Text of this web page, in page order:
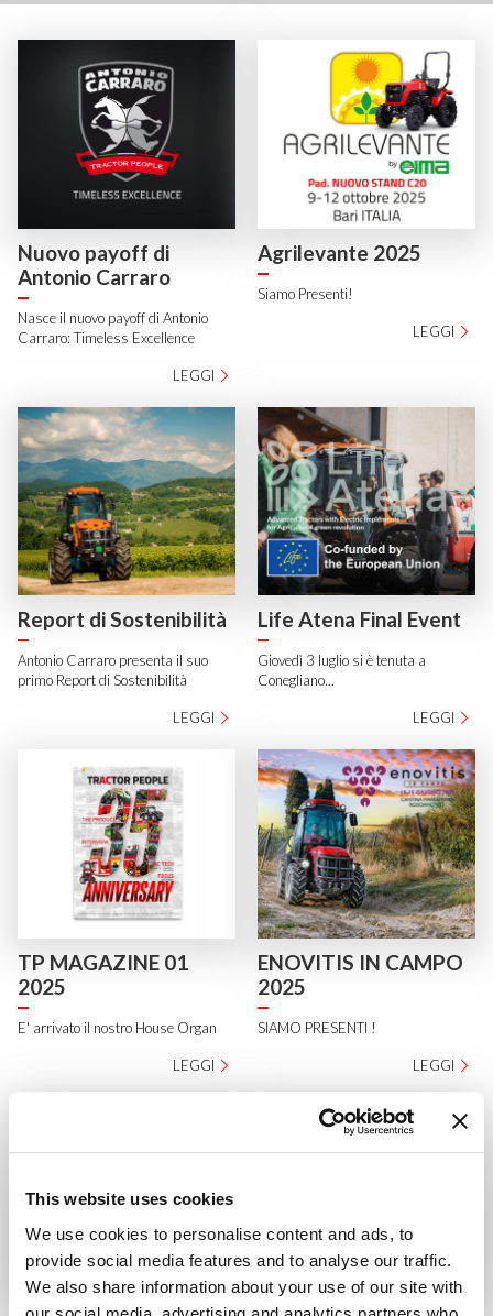
This website uses cookies
We use cookies to personalise content and ads, to
provide social media features and to analyse our traffic.
We also share information about your use of our site with
Nuovo payoff di
Antonio Carraro
Nasce il nuovo payoff di Antonio
Carraro: Timeless Excellence
LEGGI
Agrilevante 2025
Siamo Presenti!
LEGGI
Report di Sostenibilità
Antonio Carraro presenta il suo
primo Report di Sostenibilità
LEGGI
Life Atena Final Event
Giovedì 3 luglio si è tenuta a
Conegliano...
LEGGI
TP MAGAZINE 01
2025
E' arrivato il nostro House Organ
LEGGI
ENOVITIS IN CAMPO
2025
SIAMO PRESENTI !
LEGGI
Un nuovo traguardo PANTHER, LA NUOVA